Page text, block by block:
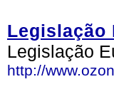
Legislação
Legislação
http://